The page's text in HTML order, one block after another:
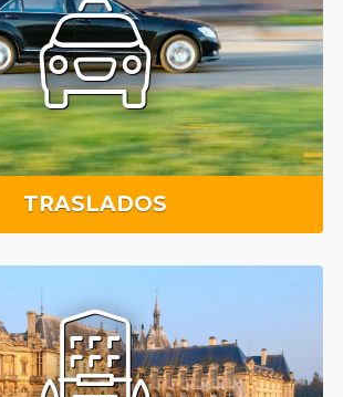
TRASLADOS